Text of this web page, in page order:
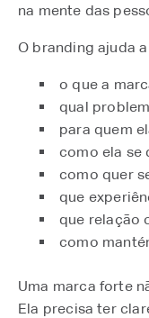
na mente das
O branding ajuda
o que a
qual
para quem
como ela se
como quer
que
que relação
como
Uma marca forte
Ela precisa ter